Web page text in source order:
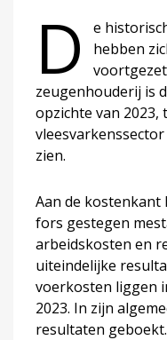
D
e
hebben
zeugenhouderij is
opzichte van 2023,
zien.
Aan de kostenkant
fors gestegen
arbeidskosten en
uiteindelijke
voerkosten liggen
2023. In zijn
resultaten geboekt.